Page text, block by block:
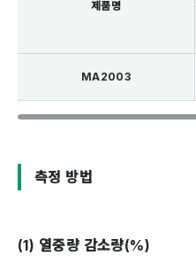
제품명
MA2003
측정 방법
(1) 열중량 감소량(%)